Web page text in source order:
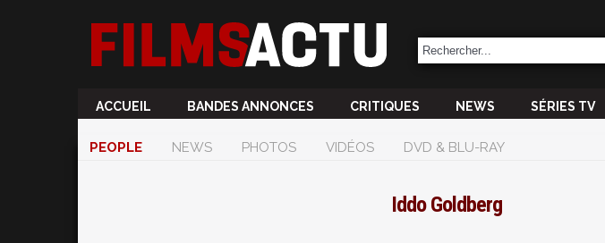
ACCUEIL BANDES ANNONCES CRITIQUES NEWS SÉRIES TV
PEOPLE NEWS PHOTOS VIDÉOS DVD & BLU-RAY
Iddo Goldberg